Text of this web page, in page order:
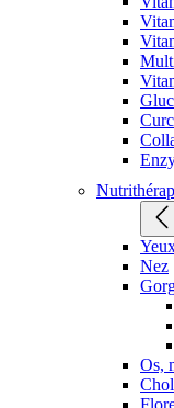
Nez
Os,